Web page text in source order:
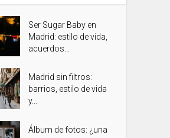
Ser Sugar Baby en
Madrid: estilo de vida,
acuerdos...
Madrid sin filtros:
barrios, estilo de vida
y...
Álbum de fotos: ¿una